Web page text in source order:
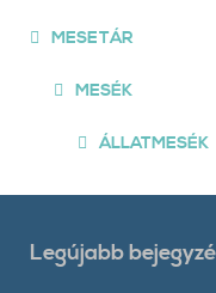
MESETÁR
MESÉK
ÁLLATMESÉK
Legújabb